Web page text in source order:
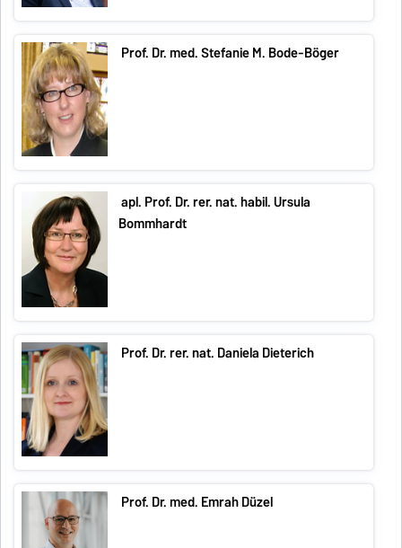
Prof. Dr. med. Stefanie M. Bode-Böger
apl. Prof. Dr. rer. nat. habil. Ursula
Bommhardt
Prof. Dr. rer. nat. Daniela Dieterich
Prof. Dr. med. Emrah Düzel